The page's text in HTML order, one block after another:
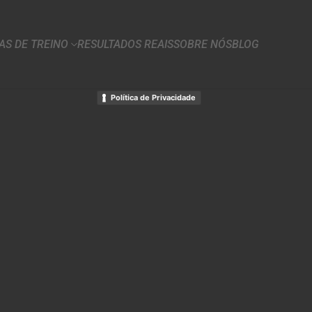
DE TREINO RESULTADOS REAISSOBRE NÓSBLOG
Política de Privacidade